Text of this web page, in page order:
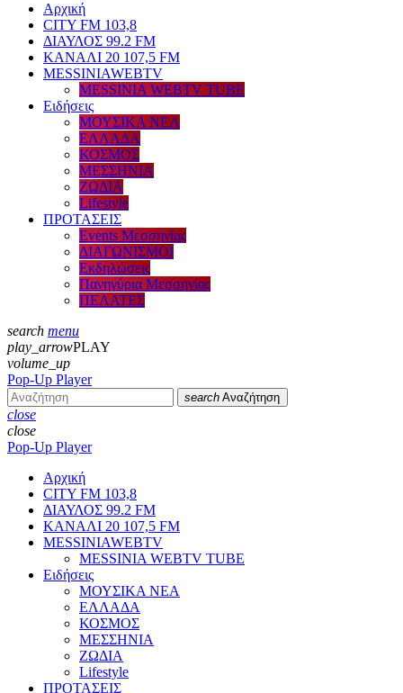
Αρχική
CITY FM 103,8
ΔΙΑΥΛΟΣ 99.2 FM
ΚΑΝΑΛΙ 20 107,5 FM
MESSINIAWEBTV
MESSINIA WEBTV TUBE
Eιδήσεις
ΜΟΥΣΙΚΑ ΝΕΑ
ΕΛΛΑΔΑ
ΚΟΣΜΟΣ
ΜΕΣΣΗΝΙΑ
ΖΩΔΙΑ
Lifestyle
ΠΡΟΤΑΣΕΙΣ
Events Μεσσηνίας
ΔΙΑΓΩΝΙΣΜΟΙ
Εκδηλώσεις
Πανηγύρια Μεσσηνίας
ΠΕΛΑΤΕΣ
search menu
play_arrowPLAY
volume_up
Pop-Up Player
search Αναζήτηση
close
close
Pop-Up Player
Αρχική
CITY FM 103,8
ΔΙΑΥΛΟΣ 99.2 FM
ΚΑΝΑΛΙ 20 107,5 FM
MESSINIAWEBTV
MESSINIA WEBTV TUBE
Eιδήσεις
ΜΟΥΣΙΚΑ ΝΕΑ
ΕΛΛΑΔΑ
ΚΟΣΜΟΣ
ΜΕΣΣΗΝΙΑ
ΖΩΔΙΑ
Lifestyle
ΠΡΟΤΑΣΕΙΣ